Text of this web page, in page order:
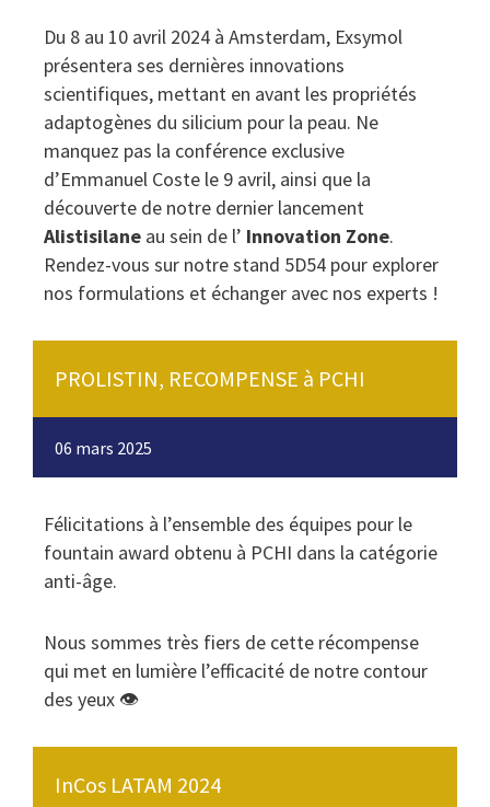
Du 8 au 10 avril 2024 à Amsterdam, Exsymol
présentera ses dernières innovations
scientifiques, mettant en avant les propriétés
adaptogènes du silicium pour la peau. Ne
manquez pas la conférence exclusive
d’Emmanuel Coste le 9 avril, ainsi que la
découverte de notre dernier lancement
Alistisilane au sein de l’ Innovation Zone.
Rendez-vous sur notre stand 5D54 pour explorer
nos formulations et échanger avec nos experts !
PROLISTIN, RECOMPENSE à PCHI
06 mars 2025
Félicitations à l’ensemble des équipes pour le
fountain award obtenu à PCHI dans la catégorie
anti-âge.
Nous sommes très fiers de cette récompense
qui met en lumière l’efficacité de notre contour
des yeux 👁️
InCos LATAM 2024